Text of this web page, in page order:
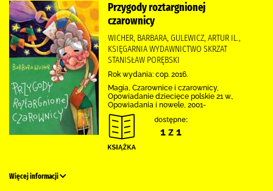
Przygody roztargnionej
czarownicy
WICHER, BARBARA, GULEWICZ, ARTUR IL.,
KSIĘGARNIA WYDAWNICTWO SKRZAT
STANISŁAW PORĘBSKI
Rok wydania: cop. 2016.
Magia, Czarownice i czarownicy,
Opowiadanie dziecięce polskie 21 w.,
Opowiadania i nowele, 2001-
dostępne:
1 z 1
Więcej informacji